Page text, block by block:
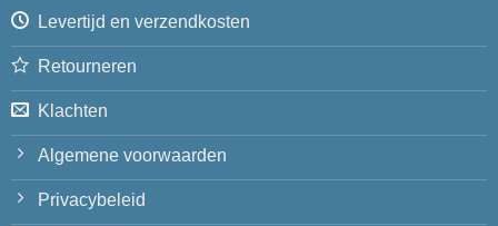
Levertijd en verzendkosten
Retourneren
Klachten
Algemene voorwaarden
Privacybeleid